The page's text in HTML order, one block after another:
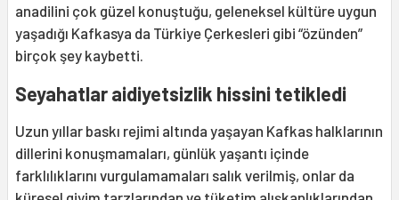
anadilini çok güzel konuştuğu, geleneksel kültüre uygun
yaşadığı Kafkasya da Türkiye Çerkesleri gibi “özünden”
birçok şey kaybetti.
Seyahatlar aidiyetsizlik hissini tetikledi
Uzun yıllar baskı rejimi altında yaşayan Kafkas halklarının
dillerini konuşmamaları, günlük yaşantı içinde
farklılıklarını vurgulamamaları salık verilmiş, onlar da